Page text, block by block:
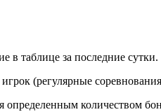
в таблице за последние сутки.
(регулярные
количеством